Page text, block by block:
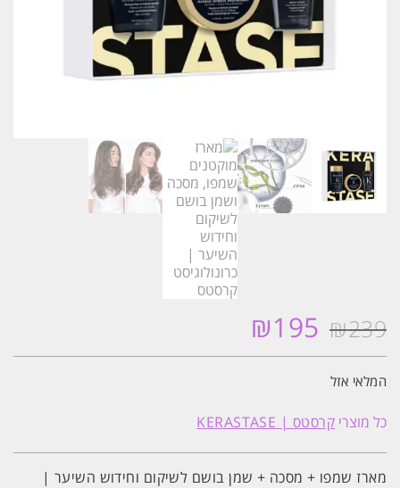
₪239
המחיר
₪195
המלאי אזל
כל מוצרי קרסטס | KERASTASE
מארז שמפו + מסכה + שמן בושם לשיקום וחידוש השיער |